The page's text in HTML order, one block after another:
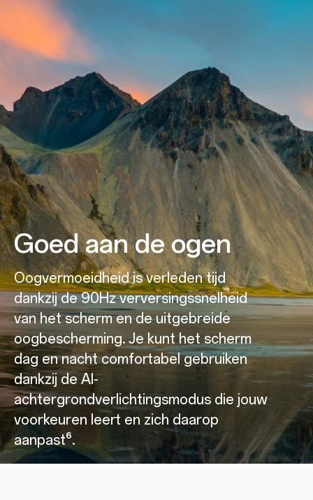
Goed aan de ogen
Oogvermoeidheid is verleden tijd
dankzij de 90Hz verversingssnelheid
van het scherm en de uitgebreide
oogbescherming. Je kunt het scherm
dag en nacht comfortabel gebruiken
dankzij de AI-
achtergrondverlichtingsmodus die jouw
voorkeuren leert en zich daarop
aanpast⁶.